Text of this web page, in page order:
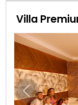
Villa
Anterior